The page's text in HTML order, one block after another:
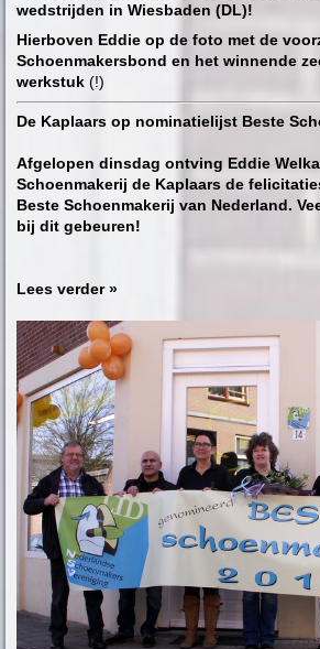
wedstrijden in Wiesbaden (DL)!
Hierboven Eddie op de foto met de
Schoenmakersbond en het winnende
werkstuk (!)
De Kaplaars op nominatielijst Beste
Afgelopen dinsdag ontving Eddie
Schoenmakerij de Kaplaars de
Beste Schoenmakerij van Nederland.
bij dit gebeuren!
Lees verder »